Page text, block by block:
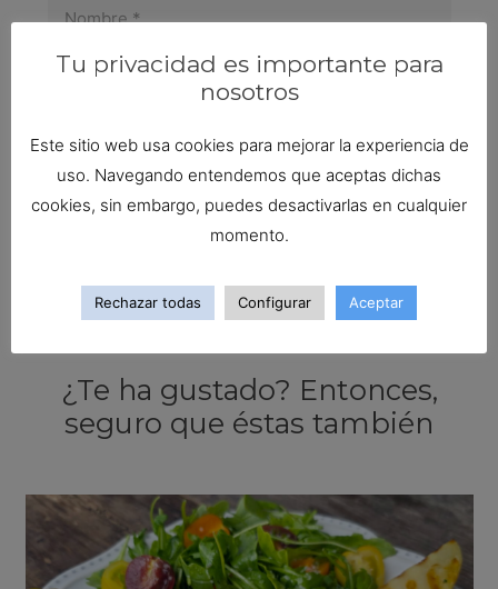
Guarda mi nombre, correo electrónico y web en
este navegador para la próxima vez que
comente.
PUBLICAR EL COMENTARIO
Entrada anterior Entrada siguiente
¿Te ha gustado? Entonces,
seguro que éstas también
Tu privacidad es importante para
nosotros
Este sitio web usa cookies para mejorar la experiencia de
uso. Navegando entendemos que aceptas dichas
cookies, sin embargo, puedes desactivarlas en cualquier
momento.
Rechazar todas Configurar Aceptar